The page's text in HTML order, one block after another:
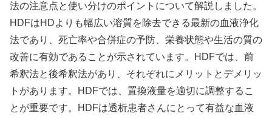
法の注意点と使い分けのポイントについて解説しました。
HDFはHDよりも幅広い溶質を除去できる最新の血液浄化
法であり、死亡率や合併症の予防、栄養状態や生活の質の
改善に有効であることが示されています。HDFでは、前
希釈法と後希釈法があり、それぞれにメリットとデメリッ
トがあります。HDFでは、置換液量を適切に調整するこ
とが重要です。HDFは透析患者さんにとって有益な血液